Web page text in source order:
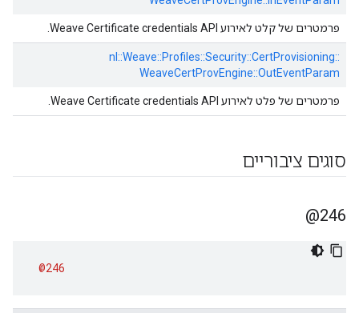
פרמטרים של קלט לאירוע Weave Certificate credentials API.
nl::Weave::Profiles::Security::CertProvisioning::
WeaveCertProvEngine::OutEventParam
פרמטרים של פלט לאירוע Weave Certificate credentials API.
סוגים ציבוריים
246@
@246